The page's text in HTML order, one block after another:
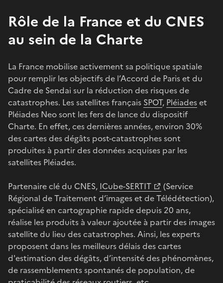
Rôle de la France et du CNES
au sein de la Charte
La France mobilise activement sa politique spatiale
pour remplir les objectifs de l’Accord de Paris et du
Cadre de Sendai sur la réduction des risques de
catastrophes. Les satellites français SPOT, Pléiadeset
Pléiades Neo sont les fers de lance du dispositif
Charte. En effet, ces dernières années, environ 30%
des cartes des dégâts post-catastrophes sont
produites à partir des données acquises par les
satellites Pléiades.
Partenaire clé du CNES, ICube-SERTIT
(Service
Régional de Traitement d’images et de Télédétection),
spécialisé en cartographie rapide depuis 20 ans,
réalise les produits à valeur ajoutée à partir des images
satellite du lieu des catastrophes. Ainsi, les experts
proposent dans les meilleurs délais des cartes
d'estimation des dégâts, d’intensité des phénomènes,
de rassemblements spontanés de population, de